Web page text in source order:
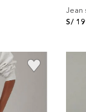
Jean
S/